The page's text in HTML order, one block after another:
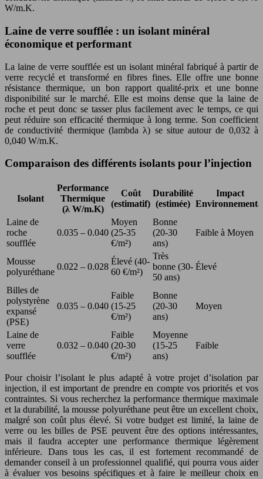
W/m.K.
Laine de verre soufflée : un isolant minéral
économique et performant
La laine de verre soufflée est un isolant minéral fabriqué à partir de
verre recyclé et transformé en fibres fines. Elle offre une bonne
résistance thermique, un bon rapport qualité-prix et une bonne
disponibilité sur le marché. Elle est moins dense que la laine de
roche et peut donc se tasser plus facilement avec le temps, ce qui
peut réduire son efficacité thermique à long terme. Son coefficient
de conductivité thermique (lambda λ) se situe autour de 0,032 à
0,040 W/m.K.
Comparaison des différents isolants pour l’injection
Isolant
Performance
Thermique
(λ W/m.K)
Coût
(estimatif)
Durabilité
(estimée)
Impact
Laine de
roche
soufflée
0.035 – 0.040
Moyen
(25-35
€/m²)
Bonne
(20-30
ans)
Faible à Moyen
Mousse
polyuréthane
0.022 – 0.028
Élevé (40-
60 €/m²)
Très
bonne (30-
50 ans)
Élevé
Billes de
polystyrène
expansé
(PSE)
0.035 – 0.040
Faible
(15-25
€/m²)
Bonne
(20-30
ans)
Moyen
Laine de
verre
soufflée
0.032 – 0.040
Faible
(20-30
€/m²)
Moyenne
(15-25
ans)
Faible
Pour choisir l’isolant le plus adapté à votre projet d’isolation par
injection, il est important de prendre en compte vos priorités et vos
contraintes. Si vous recherchez la performance thermique maximale
et la durabilité, la mousse polyuréthane peut être un excellent choix,
malgré son coût plus élevé. Si votre budget est limité, la laine de
verre ou les billes de PSE peuvent être des options intéressantes,
mais il faudra accepter une performance thermique légèrement
inférieure. Dans tous les cas, il est fortement recommandé de
demander conseil à un professionnel qualifié, qui pourra vous aider
à évaluer vos besoins spécifiques et à faire le meilleur choix en